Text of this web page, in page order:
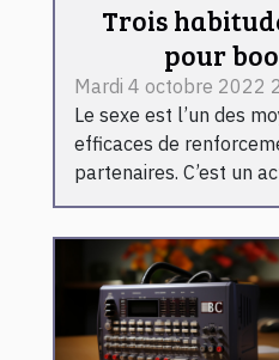
Trois
pour
Mardi 4 octobre 2022
Le sexe est l’un des
efficaces de
partenaires. C’est un